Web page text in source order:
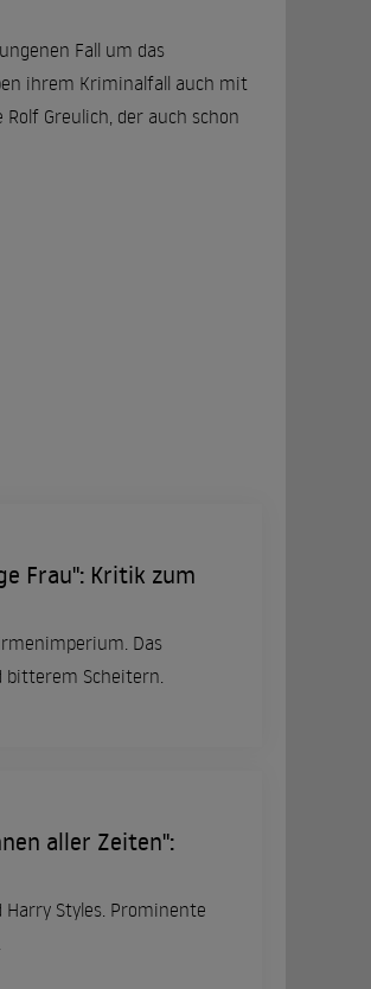
Fall um das
ihrem Kriminalfall auch mit
Greulich, der auch schon
Frau": Kritik zum
Das
bitterem Scheitern.
aller Zeiten":
Harry Styles. Prominente